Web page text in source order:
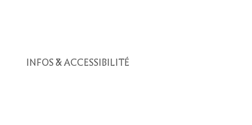
INFOS & ACCESSIBILITÉ